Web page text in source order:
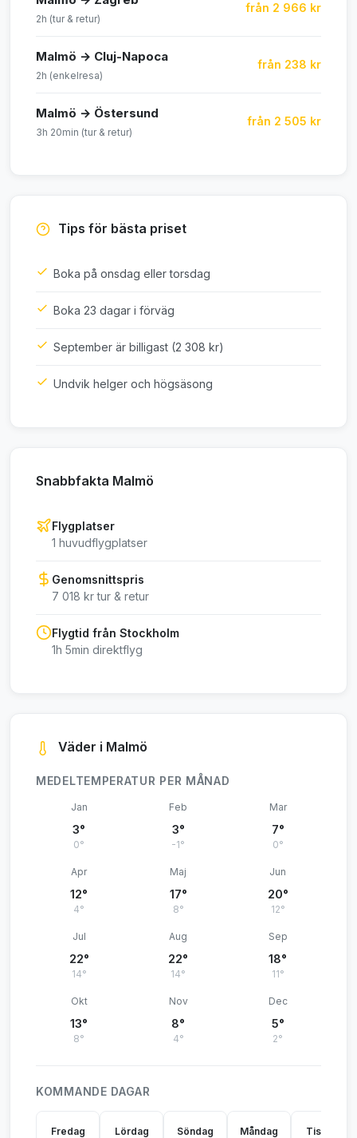
2h (tur & retur)
från 2 966 kr
Malmö → Cluj-Napoca
2h (enkelresa)
från 238 kr
Malmö → Östersund
3h 20min (tur & retur)
från 2 505 kr
Tips för bästa priset
Boka på onsdag eller torsdag
Boka 23 dagar i förväg
September är billigast (2 308 kr)
Undvik helger och högsäsong
Snabbfakta Malmö
Flygplatser
1 huvudflygplatser
Genomsnittspris
7 018 kr tur & retur
Flygtid från Stockholm
1h 5min direktflyg
Väder i Malmö
MEDELTEMPERATUR PER MÅNAD
Jan
3°
0°
Feb
3°
-1°
Mar
7°
0°
Apr
12°
4°
Maj
17°
8°
Jun
20°
12°
Jul
22°
14°
Aug
22°
14°
Sep
18°
11°
Okt
13°
8°
Nov
8°
4°
Dec
5°
2°
KOMMANDE DAGAR
Fredag Lördag Söndag Måndag Tisdag